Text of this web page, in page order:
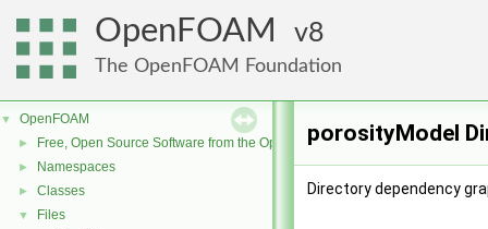
OpenFOAM 8
The OpenFOAM Foundation
▼ OpenFOAM
► Free, Open Source Software from the OpenFOAM Foundation
► Namespaces
► Classes
▼ Files
porosityModel
Directory dependency